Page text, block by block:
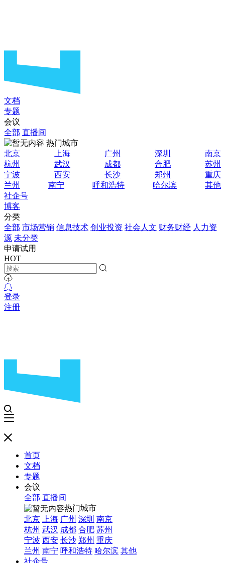
文档
专题
会议
全部 直播间
热门城市
北京
上海 广州 深圳
南京
杭州
武汉 成都 合肥
苏州
宁波
西安 长沙 郑州
重庆
兰州
南宁 呼和浩特 哈尔滨
其他
社企号
博客
分类
全部 市场营销 信息技术 创业投资 社会人文 财务财经 人力资
源 未分类
申请试用
HOT
登录
注册
首页
文档
专题
会议
全部 直播间
热门城市
北京
上海 广州 深圳 南京
杭州 武汉 成都 合肥 苏州
宁波 西安 长沙 郑州 重庆
兰州 南宁 呼和浩特 哈尔滨 其他
社企号